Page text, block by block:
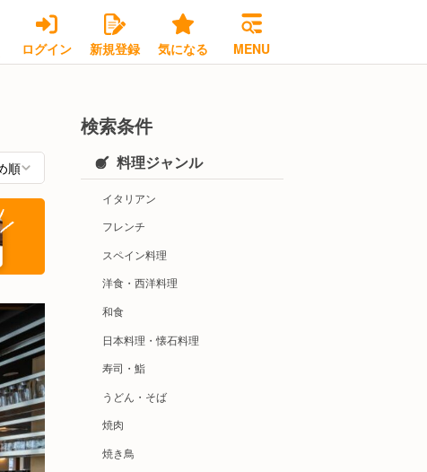
ログイン 新規登録 気になる MENU
検索条件
料理ジャンル
イタリアン
フレンチ
スペイン料理
洋食・西洋料理
和食
日本料理・懐石料理
寿司・鮨
うどん・そば
焼肉
焼き鳥